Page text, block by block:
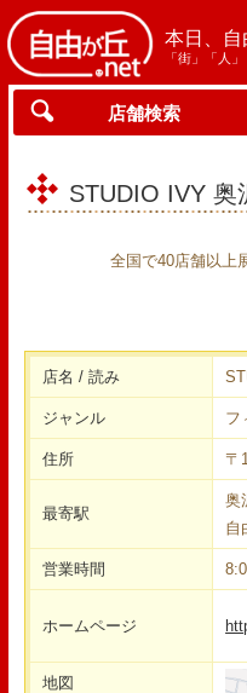
本日、自
「街」「人
店舗検索
STUDIO IVY 奥
全国で40店舗以上
店名 / 読み
ジャンル フ
住所 〒
最寄駅
奥
自
営業時間
ホームページ
地図